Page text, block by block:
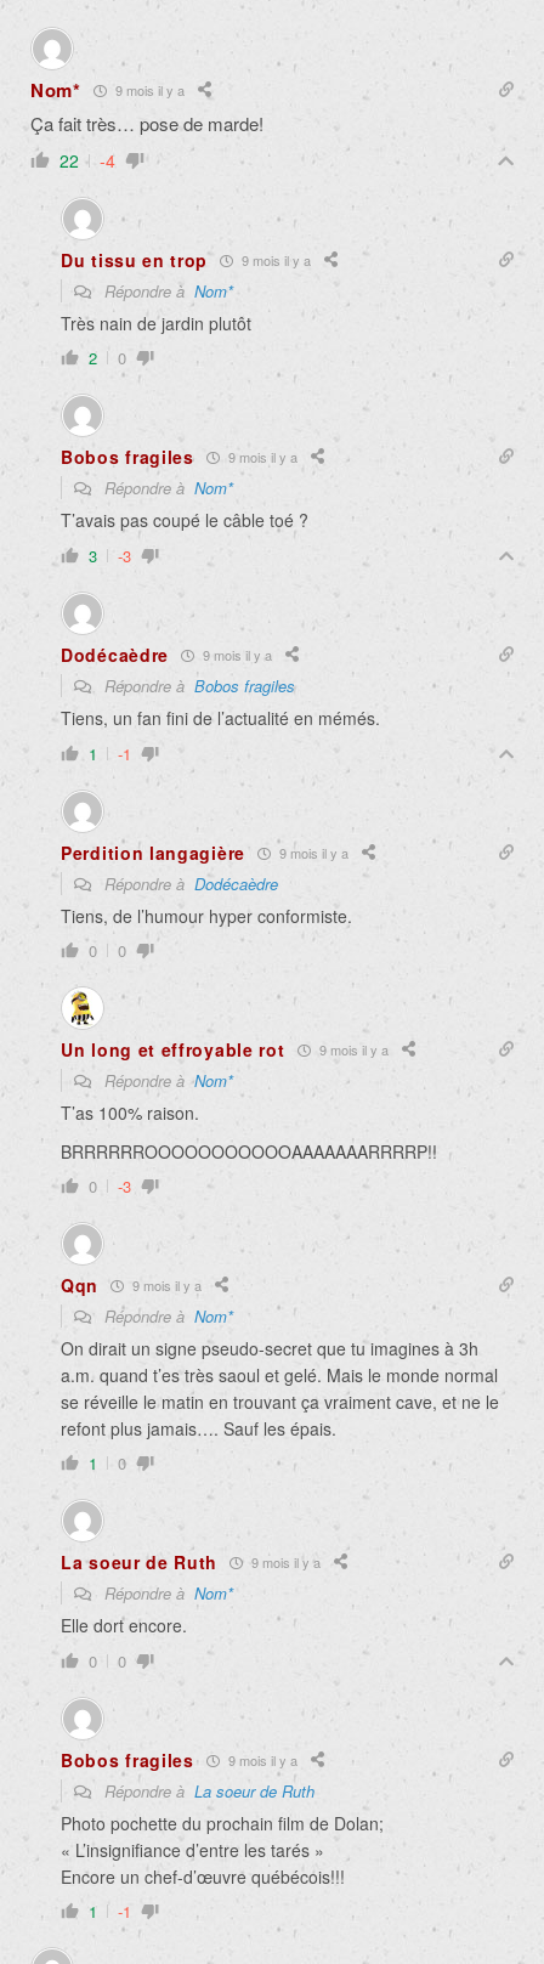
Nom* 9 mois il y a
Ça fait très… pose de marde!
22 -4
Du tissu en trop 9 mois il y a
Répondre à Nom*
Très nain de jardin plutôt
2 0
Bobos fragiles 9 mois il y a
Répondre à Nom*
T’avais pas coupé le câble toé ?
3 -3
Dodécaèdre 9 mois il y a
Répondre à Bobos fragiles
Tiens, un fan fini de l’actualité en mémés.
1 -1
Perdition langagière 9 mois il y a
Répondre à Dodécaèdre
Tiens, de l’humour hyper conformiste.
0 0
Un long et effroyable rot 9 mois il y a
Répondre àNom*
T’as 100% raison.
BRRRRRROOOOOOOOOOOAAAAAAARRRRP!!
0 -3
Qqn 9 mois il y a
Répondre à Nom*
On dirait un signe pseudo-secret que tu imagines à 3h
a.m. quand t’es très saoul et gelé. Mais le monde normal
se réveille le matin en trouvant ça vraiment cave, et ne le
refont plus jamais…. Sauf les épais.
1 0
La soeur de Ruth 9 mois il y a
Répondre à Nom*
Elle dort encore.
0 0
Bobos fragiles 9 mois il y a
Répondre à La soeur de Ruth
Photo pochette du prochain film de Dolan;
« L’insignifiance d’entre les tarés »
Encore un chef-d’œuvre québécois!!!
1 -1